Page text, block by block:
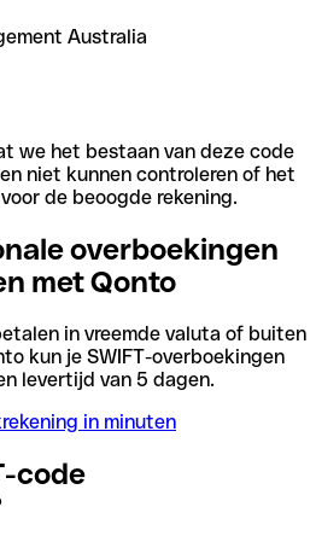
Australia
we het bestaan van deze code
niet kunnen controleren of het
de beoogde rekening.
overboekingen
met Qonto
in vreemde valuta of buiten
kun je SWIFT-overboekingen
levertijd van 5 dagen.
in minuten
code